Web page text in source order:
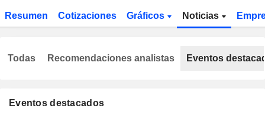
Resumen Cotizaciones Gráficos Noticias
Eventos destacados
Todas Recomendaciones analistas Eventos